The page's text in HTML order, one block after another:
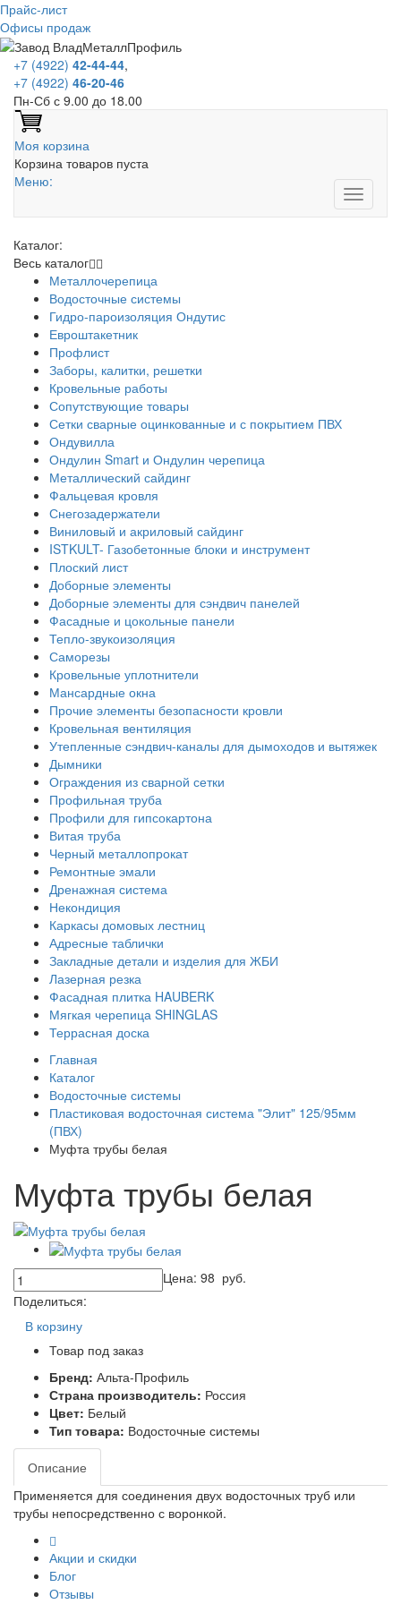
Прайс-лист
Офисы продаж
+7 (4922) 42-44-44,
+7 (4922) 46-20-46
Пн-Сб с 9.00 до 18.00
Моя корзина
Корзина товаров пуста
Меню:
Каталог:
Весь каталог
Металлочерепица
Водосточные системы
Гидро-пароизоляция Ондутис
Евроштакетник
Профлист
Заборы, калитки, решетки
Кровельные работы
Сопутствующие товары
Сетки сварные оцинкованные и с покрытием ПВХ
Ондувилла
Ондулин Smart и Ондулин черепица
Металлический сайдинг
Фальцевая кровля
Снегозадержатели
Виниловый и акриловый сайдинг
ISTKULT- Газобетонные блоки и инструмент
Плоский лист
Доборные элементы
Доборные элементы для сэндвич панелей
Фасадные и цокольные панели
Тепло-звукоизоляция
Саморезы
Кровельные уплотнители
Мансардные окна
Прочие элементы безопасности кровли
Кровельная вентиляция
Утепленные сэндвич-каналы для дымоходов и вытяжек
Дымники
Ограждения из сварной сетки
Профильная труба
Профили для гипсокартона
Витая труба
Черный металлопрокат
Ремонтные эмали
Дренажная система
Некондиция
Каркасы домовых лестниц
Адресные таблички
Закладные детали и изделия для ЖБИ
Лазерная резка
Фасадная плитка HAUBERK
Мягкая черепица SHINGLAS
Террасная доска
Главная
Каталог
Водосточные системы
Пластиковая водосточная система "Элит" 125/95мм
(ПВХ)
Муфта трубы белая
Муфта трубы белая
Цена: 98 руб.
Поделиться:
В корзину
Товар под заказ
Бренд: Альта-Профиль
Страна производитель: Россия
Цвет: Белый
Тип товара: Водосточные системы
Описание
Применяется для соединения двух водосточных труб или
трубы непосредственно с воронкой.
Акции и скидки
Блог
Отзывы